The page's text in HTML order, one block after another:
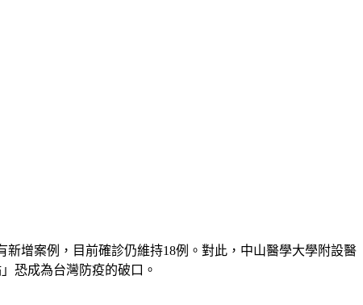
增案例，目前確診仍維持18例。對此，中山醫學大學附設醫
恐成為台灣防疫的破口。